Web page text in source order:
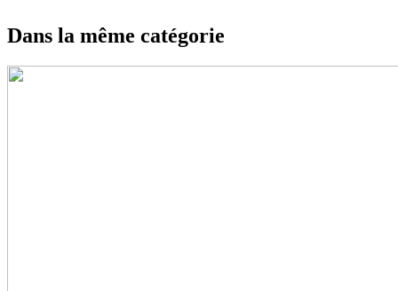
Dans la même catégorie